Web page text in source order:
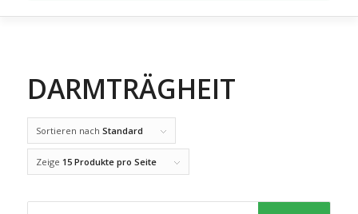
DARMTRÄGHEIT
Sortieren nach Standard
Zeige 15 Produkte pro Seite